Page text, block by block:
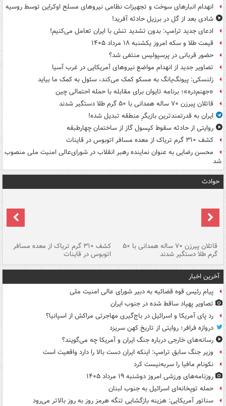
انهدام انبارهای سوخت و تجهیزات نظامی نیروهای مسلح اوکراین توسط روسیه
شادی بعد از گل در برزیل حادثه آفرید!
ادعای جدید ترامپ: بدون تشدید تنش با ایران تعامل می‌کنیم!
قیمت طلا و سکه امروز یکشنبه ۱۸ مرداد ۱۴۰۵
حضور قربانی در پرسپولیس منتفی شد؟
تصاویر جدید از انهدام مواضع نیروهای آمریکایی در غرب آسیا
زلنسکی: پیونگ‌یانگ به مسکو کمک می‌کند، سئول به کمک ما بیاید
«جهنم‌دره»؛ برنامه تایوان برای مقابله با حمله احتمالی چین
قاتلان پیرزن ۷۰ ساله همدانی با ۵۰ گرم طلا دستگیر شدند
ایران به قدرتمندترین بازیگرِ منطقه تبدیل شده!
روایتی از حادثه سقوط کپسول گاز از ساختمان چهارطبقه
کشف ۳۱۰ گرم تریاک از معده مسافر اتوبوس در قاینات
محسن رضایی به عنوان نماینده رهبر انقلاب در شورای‌عالی امنیت ملی منصوب
شد
حوادث
قاتلان پیرزن ۷۰ ساله همدانی با ۵۰
گرم طلا دستگیر شدند
کشف ۳۱۰ گرم تریاک از معده مسافر
اتوبوس در قاینات
آخرین اخبار
پیام رئیس قوه قضائیه به دبیر شورای عالی امنیت ملی
تصاویر پهپاد ساقط شده در جنوب ایران
رد پای آمریکا و اسرائیل در باج‌گیری مهاجرتی مراکش از اسپانیا؟
دروازه فرافر؛ روایتی از تاریخ کهن سریزد
رسانه‌های خارجی درباره جنگ ایران و آمریکا چه می‌گویند؟
وزیر جنگ سابق ترامپ: اینکه ایران دست بالا را دارد واقعیت است
نکونام مافیا را سربه‌نیست کرد
روزنامه‌های ورزشی امروز دوشنبه ۱۹ مرداد ۱۴۰۵
حمله توپخانه‌ای اسرائیل به جنوب لبنان
سناتور آمریکایی: هزینه بازگشایی تنگه هرمز روز به روز بالاتر می‌رود